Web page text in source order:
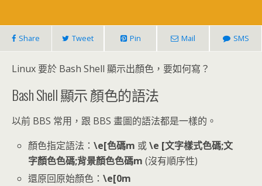
Share Tweet Pin Mail SMS
Linux 要於 Bash Shell 顯示出顏色，要如何寫？
Bash Shell 顯示 顏色的語法
以前 BBS 常用，跟 BBS 畫圖的語法都是一樣的。
顏色指定語法：\e[色碼m 或\e [文字樣式色碼;文
字顏色色碼;背景顏色色碼m (沒有順序性)
還原回原始顏色：\e[0m